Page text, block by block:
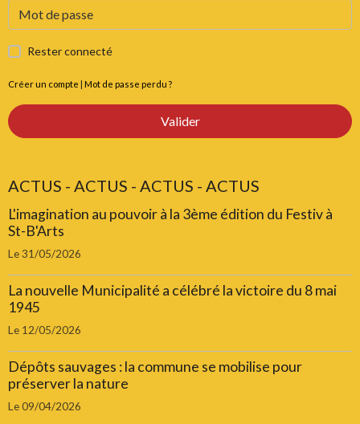
Rester connecté
Créer un compte | Mot de passe perdu ?
Valider
ACTUS - ACTUS - ACTUS - ACTUS
L'imagination au pouvoir à la 3ème édition du Festiv à
St-B'Arts
Le 31/05/2026
La nouvelle Municipalité a célébré la victoire du 8 mai
1945
Le 12/05/2026
Dépôts sauvages : la commune se mobilise pour
préserver la nature
Le 09/04/2026